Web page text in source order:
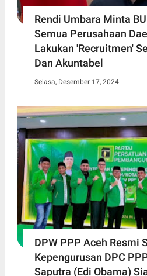
Rendi Umbara Minta
Semua Perusahaan
Lakukan 'Recruitmen'
Dan Akuntabel
Selasa, Desember 17, 2024
DPW PPP Aceh Resmi
Kepengurusan DPC
Saputra (Edi Obama)